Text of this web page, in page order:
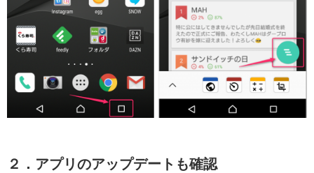
２．アプリのアップデートも確認